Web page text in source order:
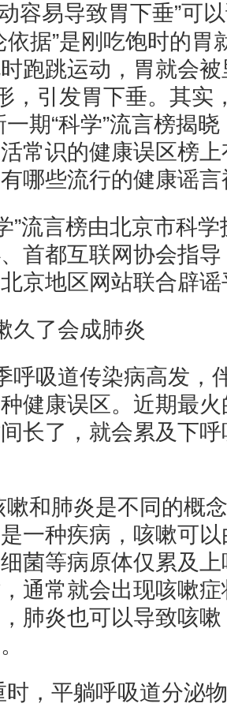
容易导致胃下垂”可
依据”是刚吃饱时的胃
跑跳运动，胃就会
，引发胃下垂。其实
期“科学”流言榜揭
常识的健康误区榜
哪些流行的健康谣
”流言榜由北京市科
首都互联网协会指
京地区网站联合辟
久了会成肺炎
呼吸道传染病高发，
健康误区。近期最火
长了，就会累及下
嗽和肺炎是不同的概
一种疾病，咳嗽可
菌等病原体仅累及
通常就会出现咳嗽
肺炎也可以导致咳
时，平躺呼吸道分泌